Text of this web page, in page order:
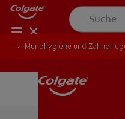
Mundhygiene und